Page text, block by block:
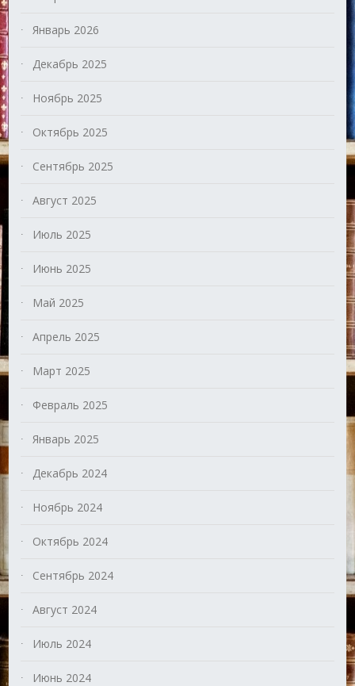
Январь 2026
Декабрь 2025
Ноябрь 2025
Октябрь 2025
Сентябрь 2025
Август 2025
Июль 2025
Июнь 2025
Май 2025
Апрель 2025
Март 2025
Февраль 2025
Январь 2025
Декабрь 2024
Ноябрь 2024
Октябрь 2024
Сентябрь 2024
Август 2024
Июль 2024
Июнь 2024